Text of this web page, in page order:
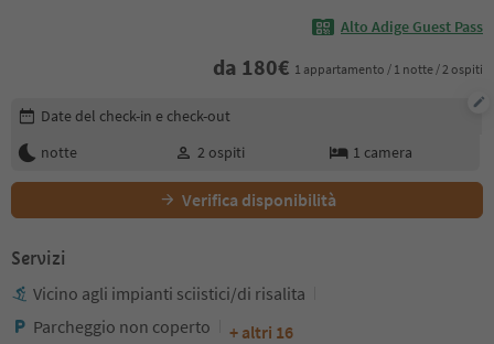
Alto Adige Guest Pass
da 180€ 1 appartamento / 1 notte / 2 ospiti
Modifica i dettagli della prenotazione
Date del check-in e check-out
notte
2 ospiti 1 camera
Verifica disponibilità
Servizi
Vicino agli impianti sciistici/di risalita
Parcheggio non coperto
+ altri 16